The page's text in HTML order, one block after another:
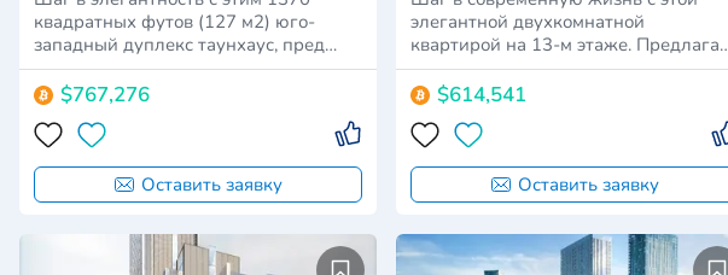
квадратных футов (127 м2) юго-
западный дуплекс таунхаус, пред…
$767,276
Оставить заявку
элегантной двухкомнатной
квартирой на 13-м этаже. Предлагая
7…
$614,541
Оставить заявку